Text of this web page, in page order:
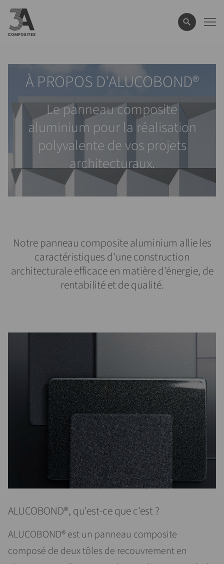
le
terme
de
À PROPOS D'ALUCOBOND®
Le panneau composite
aluminium pour la réalisation
polyvalente de vos projets
architecturaux.
Notre panneau composite aluminium allie les
caractéristiques d'une construction
architecturale efficace en matière d'énergie, de
rentabilité et de qualité.
ALUCOBOND®, qu'est-ce que c'est ?
ALUCOBOND® est un panneau composite
composé de deux tôles de recouvrement en